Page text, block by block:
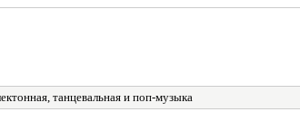
танцевальная и поп-музыка